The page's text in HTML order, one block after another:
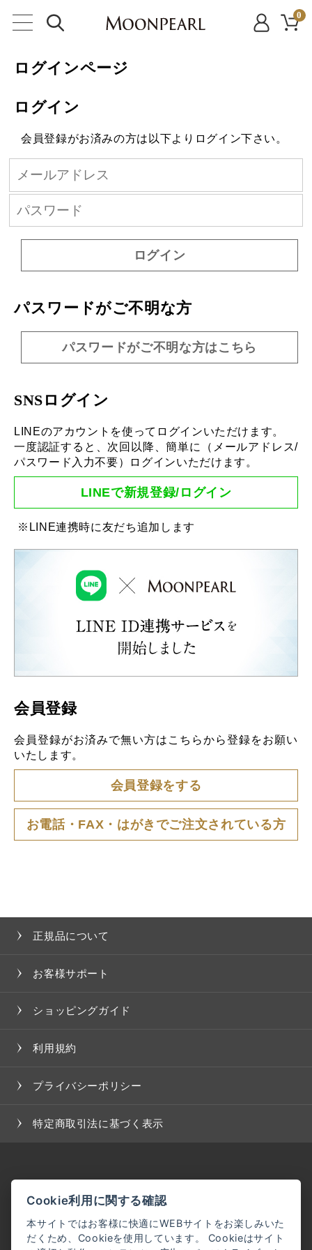
0
ログインページ
ログイン
会員登録がお済みの方は以下よりログイン下さい。
ログイン
パスワードがご不明な方
パスワードがご不明な方はこちら
SNSログイン
LINEのアカウントを使ってログインいただけます。
一度認証すると、次回以降、簡単に（メールアドレス/
パスワード入力不要）ログインいただけます。
LINEで新規登録/ログイン
※LINE連携時に友だち追加します
会員登録
会員登録がお済みで無い方はこちらから登録をお願い
いたします。
会員登録をする
お電話・FAX・はがきでご注文されている方
正規品について
お客様サポート
ショッピングガイド
利用規約
プライバシーポリシー
特定商取引法に基づく表示
Cookie利用に関する確認
本サイトではお客様に快適にWEBサイトをお楽しみいた
だくため、Cookieを使用しています。 Cookieはサイト